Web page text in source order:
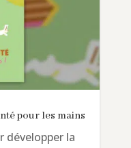
pour les mains
développer la